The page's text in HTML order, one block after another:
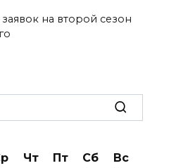
на второй сезон
Чт Пт Сб
Вс